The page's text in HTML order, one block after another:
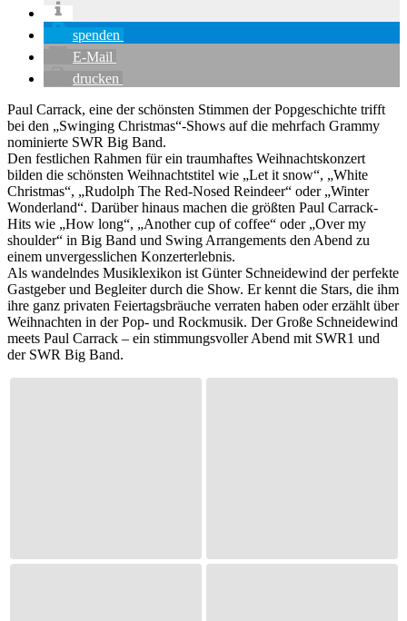
spenden
E-Mail
drucken
Paul Carrack, eine der schönsten Stimmen der Popgeschichte trifft
bei den „Swinging Christmas“-Shows auf die mehrfach Grammy
nominierte SWR Big Band.
Den festlichen Rahmen für ein traumhaftes Weihnachtskonzert
bilden die schönsten Weihnachtstitel wie „Let it snow“, „White
Christmas“, „Rudolph The Red-Nosed Reindeer“ oder „Winter
Wonderland“. Darüber hinaus machen die größten Paul Carrack-
Hits wie „How long“, „Another cup of coffee“ oder „Over my
shoulder“ in Big Band und Swing Arrangements den Abend zu
einem unvergesslichen Konzerterlebnis.
Als wandelndes Musiklexikon ist Günter Schneidewind der perfekte
Gastgeber und Begleiter durch die Show. Er kennt die Stars, die ihm
ihre ganz privaten Feiertagsbräuche verraten haben oder erzählt über
Weihnachten in der Pop- und Rockmusik. Der Große Schneidewind
meets Paul Carrack – ein stimmungsvoller Abend mit SWR1 und
der SWR Big Band.